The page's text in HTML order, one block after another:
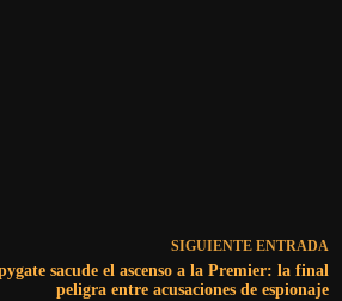
SIGUIENTE ENTRADA
sacude el ascenso a la Premier: la final
peligra entre acusaciones de espionaje